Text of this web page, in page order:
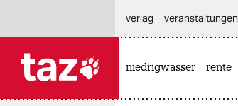
verlag
veranstaltungen
niedrigwasser rente